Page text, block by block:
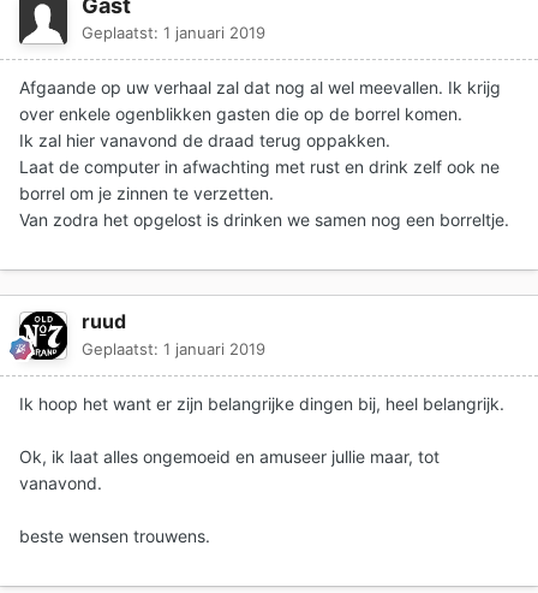
Gast
Geplaatst: 1 januari 2019
Afgaande op uw verhaal zal dat nog al wel meevallen. Ik krijg
over enkele ogenblikken gasten die op de borrel komen.
Ik zal hier vanavond de draad terug oppakken.
Laat de computer in afwachting met rust en drink zelf ook ne
borrel om je zinnen te verzetten.
Van zodra het opgelost is drinken we samen nog een borreltje.
ruud
Geplaatst: 1 januari 2019
Ik hoop het want er zijn belangrijke dingen bij, heel belangrijk.
Ok, ik laat alles ongemoeid en amuseer jullie maar, tot
vanavond.
beste wensen trouwens.